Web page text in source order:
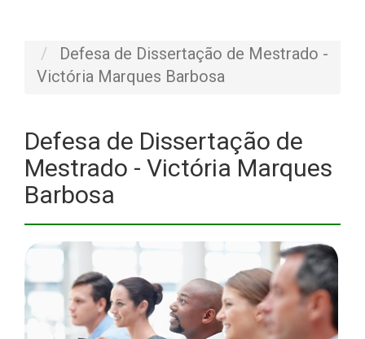
Defesa de Dissertação de Mestrado -
Victória Marques Barbosa
Defesa de Dissertação de
Mestrado - Victória Marques
Barbosa